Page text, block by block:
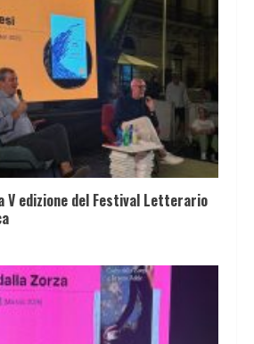
V edizione del Festival Letterario